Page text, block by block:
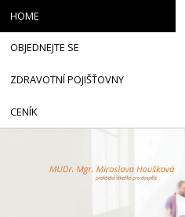
HOME
OBJEDNEJTE SE
ZDRAVOTNÍ POJIŠŤOVNY
CENÍK